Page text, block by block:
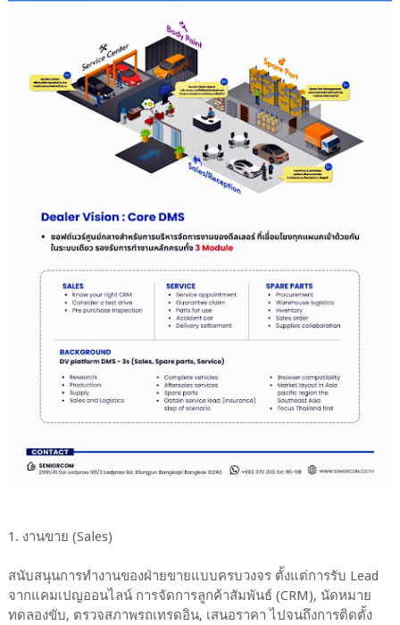
1. งานขาย (Sales)
สนับสนุนการทำงานของฝ่ายขายแบบครบวงจร ตั้งแต่การรับ Lead
จากแคมเปญออนไลน์ การจัดการลูกค้าสัมพันธ์ (CRM), นัดหมาย
ทดลองขับ, ตรวจสภาพรถเทรดอิน, เสนอราคา ไปจนถึงการติดตั้ง